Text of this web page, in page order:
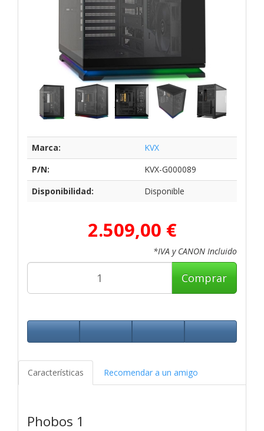
Marca:
KVX
P/N:
KVX-G000089
Disponibilidad:
Disponible
2.509,00 €
*IVA y CANON Incluido
Comprar
Características Recomendar a un amigo
Phobos 1